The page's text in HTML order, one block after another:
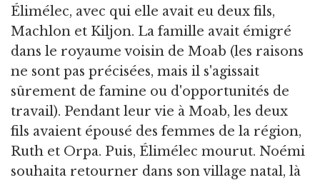
Élimélec, avec qui elle avait eu deux fils,
Machlon et Kiljon. La famille avait émigré
dans le royaume voisin de Moab (les raisons
ne sont pas précisées, mais il s'agissait
sûrement de famine ou d'opportunités de
travail). Pendant leur vie à Moab, les deux
fils avaient épousé des femmes de la région,
Ruth et Orpa. Puis, Élimélec mourut. Noémi
souhaita retourner dans son village natal, là